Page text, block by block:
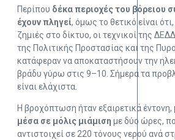
Περίπου δέκα περιοχές του βόρειου
έχουν πληγεί, όμως το θετικό είναι
ζημιές στο δίκτυο, οι τεχνικοί της
της Πολιτικής Προστασίας και της
κατάφεραν να αποκαταστήσουν την
βράδυ γύρω στις 9–10. Σήμερα τα
είναι ελάχιστα.
Η βροχόπτωση ήταν εξαιρετικά έντονη,
μέσα σε μόλις μιάμιση με δύο ώρες,
αντιστοιχεί σε 220 τόνους νερού ανά